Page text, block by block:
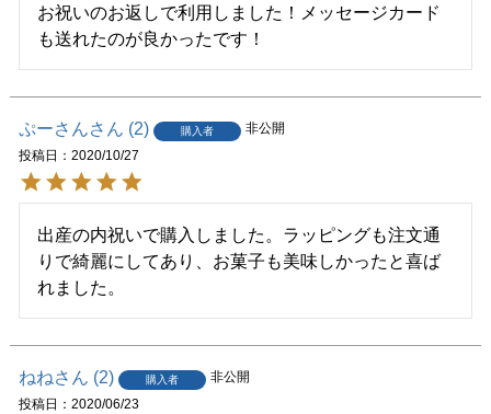
お祝いのお返しで利用しました！メッセージカード
も送れたのが良かったです！
ぷーさん 2 購入者
非公開
投稿日
2020/10/27
出産の内祝いで購入しました。ラッピングも注文通
りで綺麗にしてあり、お菓子も美味しかったと喜ば
れました。
ねね 2 購入者
非公開
投稿日
2020/06/23